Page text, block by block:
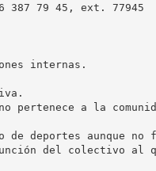
internas.
pertenece a la
deportes aunque no
del colectivo al